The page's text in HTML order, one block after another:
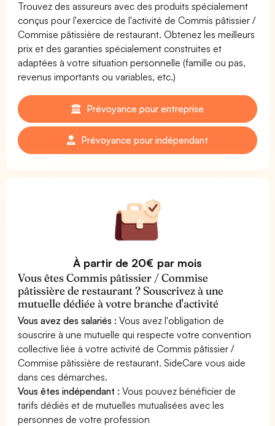
Trouvez des assureurs avec des produits spécialement
conçus pour l'exercice de l'activité de Commis pâtissier /
Commise pâtissière de restaurant. Obtenez les meilleurs
prix et des garanties spécialement construites et
adaptées à votre situation personnelle (famille ou pas,
revenus importants ou variables, etc.)
Prévoyance pour entreprise
Prévoyance pour indépendant
À partir de 20€ par mois
Vous êtes Commis pâtissier / Commise
pâtissière de restaurant ? Souscrivez à une
mutuelle dédiée à votre branche d'activité
Vous avez des salariés : Vous avez l'obligation de
souscrire à une mutuelle qui respecte votre convention
collective liée à votre activité de Commis pâtissier /
Commise pâtissière de restaurant. SideCare vous aide
dans ces démarches.
Vous êtes indépendant : Vous pouvez bénéficier de
tarifs dédiés et de mutuelles mutualisées avec les
personnes de votre profession